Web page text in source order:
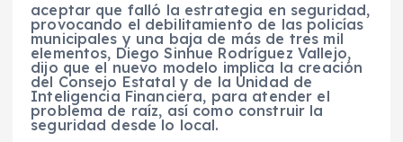
aceptar que falló la estrategia en seguridad,
provocando el debilitamiento de las policías
municipales y una baja de más de tres mil
elementos, Diego Sinhue Rodríguez Vallejo,
dijo que el nuevo modelo implica la creación
del Consejo Estatal y de la Unidad de
Inteligencia Financiera, para atender el
problema de raíz, así como construir la
seguridad desde lo local.